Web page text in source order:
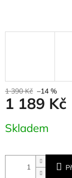
1 390 Kč –14 %
1 189 Kč
cena:
Skladem